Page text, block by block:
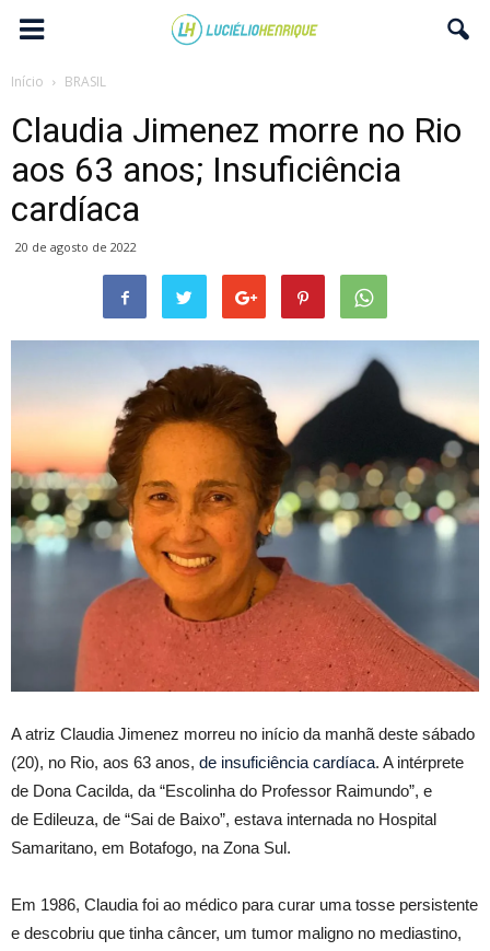
Início BRASIL
Claudia Jimenez morre no Rio
aos 63 anos; Insuficiência
cardíaca
20 de agosto de 2022
A atriz Claudia Jimenez morreu no início da manhã deste sábado
(20), no Rio, aos 63 anos, de insuficiência cardíaca. A intérprete
de Dona Cacilda, da “Escolinha do Professor Raimundo”, e
de Edileuza, de “Sai de Baixo”, estava internada no Hospital
Samaritano, em Botafogo, na Zona Sul.
Em 1986, Claudia foi ao médico para curar uma tosse persistente
e descobriu que tinha câncer, um tumor maligno no mediastino,